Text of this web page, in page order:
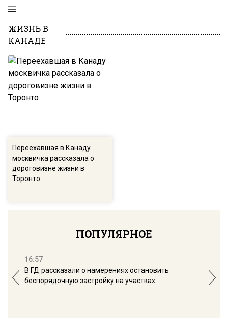
ЖИЗНЬ В
КАНАДЕ
Переехавшая в Канаду
москвичка рассказала о
дороговизне жизни в
Торонто
ПОПУЛЯРНОЕ
16:57
В ГД рассказали о намерениях остановить
беспорядочную застройку на участках